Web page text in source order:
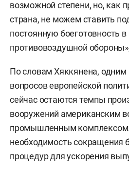
возможной степени, но, как
страна, не можем ставить
постоянную боеготовность в
противовоздушной
По словам Хяккянена, одним
вопросов европейской
сейчас остаются темпы
вооружений американским
промышленным
необходимость сокращения
процедур для ускорения